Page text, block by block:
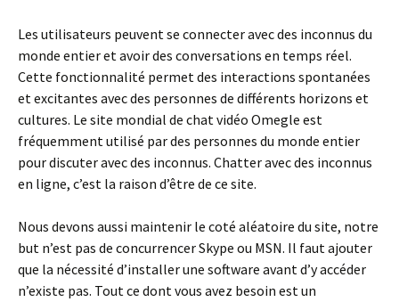
Les utilisateurs peuvent se connecter avec des inconnus du
monde entier et avoir des conversations en temps réel.
Cette fonctionnalité permet des interactions spontanées
et excitantes avec des personnes de différents horizons et
cultures. Le site mondial de chat vidéo Omegle est
fréquemment utilisé par des personnes du monde entier
pour discuter avec des inconnus. Chatter avec des inconnus
en ligne, c’est la raison d’être de ce site.
Nous devons aussi maintenir le coté aléatoire du site, notre
but n’est pas de concurrencer Skype ou MSN. Il faut ajouter
que la nécessité d’installer une software avant d’y accéder
n’existe pas. Tout ce dont vous avez besoin est un